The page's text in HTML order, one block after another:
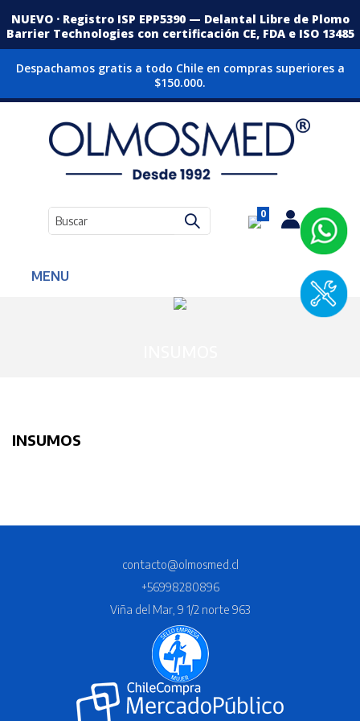
NUEVO · Registro ISP EPP5390 — Delantal Libre de Plomo
Barrier Technologies con certificación CE, FDA e ISO 13485
Despachamos gratis a todo Chile en compras superiores a
$150.000.
0
MENU
INSUMOS
contacto@olmosmed.cl
+56998280896
Viña del Mar, 9 1/2 norte 963